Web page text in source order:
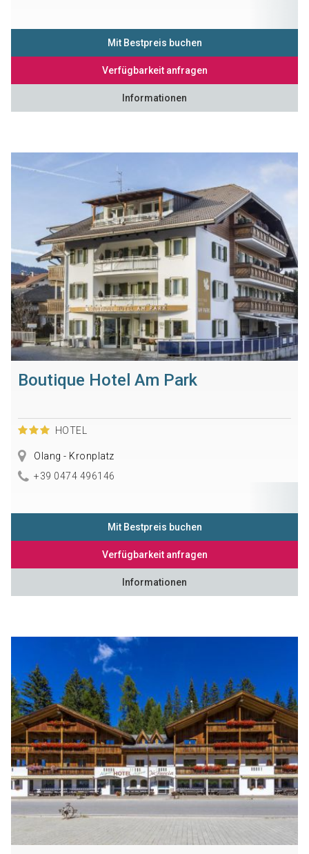
Mit Bestpreis buchen
Verfügbarkeit anfragen
Informationen
Boutique Hotel Am Park
HOTEL
Olang - Kronplatz
+39 0474 496146
Mit Bestpreis buchen
Verfügbarkeit anfragen
Informationen